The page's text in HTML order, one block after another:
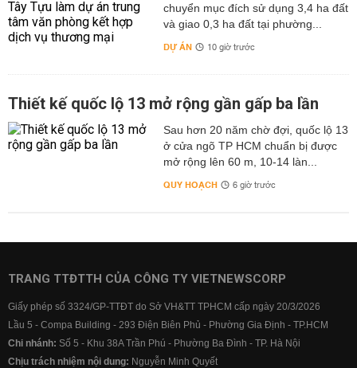
chuyển mục đích sử dụng 3,4 ha đất
và giao 0,3 ha đất tại phường...
DỰ ÁN 10 giờ trước
Thiết kế quốc lộ 13 mở rộng gần gấp ba lần
Sau hơn 20 năm chờ đợi, quốc lộ 13
ở cửa ngõ TP HCM chuẩn bị được
mở rộng lên 60 m, 10-14 làn...
QUY HOẠCH 6 giờ trước
TRANG TTĐTTH CỦA CÔNG TY VIETNEWSCORP
Giấy phép số 3324/GP-TTĐT do Sở VH&TT TPHCM cấp ngày 20/3/2026
Lầu 5 - Compa Building - 293 Điện Biên Phủ - Phường Gia Định - TP.HCM
Chi nhánh: Số 5 - Khu 38A Trần Phú - Phường Ba Đình - TP. Hà Nội
Chịu trách nhiệm nội dung: Nguyễn Minh Quyết